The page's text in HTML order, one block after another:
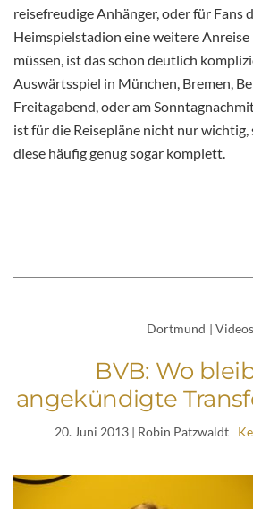
reisefreudige Anhänger, oder für Fans
Heimspielstadion eine weitere Anreise
müssen, ist das schon deutlich
Auswärtsspiel in München, Bremen,
Freitagabend, oder am
ist für die Reisepläne nicht nur
diese häufig genug sogar komplett.
Dortmund | Videos
BVB: Wo
angekündigte
20. Juni 2013 | Robin Patzwaldt